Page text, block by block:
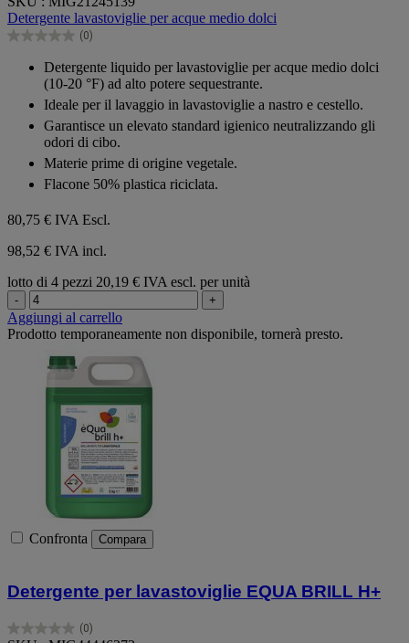
su
5
stelle.
Detergente lavastoviglie per acque medio dolci
(0)
0.0
Detergente liquido per lavastoviglie per acque medio dolci
(10-20 °F) ad alto potere sequestrante.
Ideale per il lavaggio in lavastoviglie a nastro e cestello.
Garantisce un elevato standard igienico neutralizzando gli
odori di cibo.
Materie prime di origine vegetale.
Flacone 50% plastica riciclata.
80,75 € IVA Escl.
98,52 € IVA incl.
lotto di 4 pezzi 20,19 € IVA escl. per unità
- +
Aggiungi al carrello
Prodotto temporaneamente non disponibile, tornerà presto.
Confronta Compara
Detergente per lavastoviglie EQUA BRILL H+
(0)
0.0